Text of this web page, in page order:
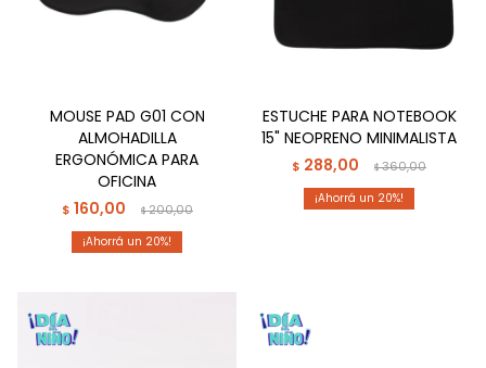
MOUSE PAD G01 CON
ALMOHADILLA
ERGONÓMICA PARA
OFICINA
$ 160,00 $200,00
20
ESTUCHE PARA NOTEBOOK
15" NEOPRENO MINIMALISTA
$ 288,00 $360,00
20